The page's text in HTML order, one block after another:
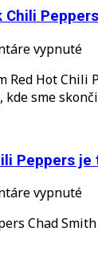
už
leto,
roku
Chili
vypnuténa
o
a
Red Hot Chili
sme
Peppers
vypnuténa
Chad